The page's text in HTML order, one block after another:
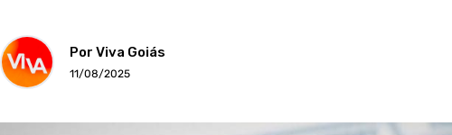
Por Viva Goiás
11/08/2025